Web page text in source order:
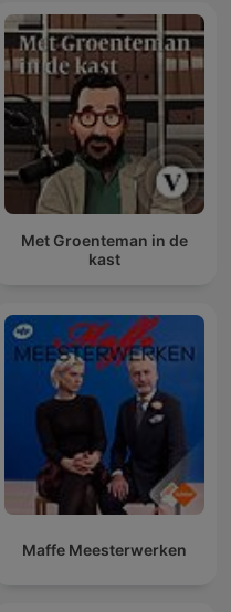
Met Groenteman in de
kast
Maffe Meesterwerken